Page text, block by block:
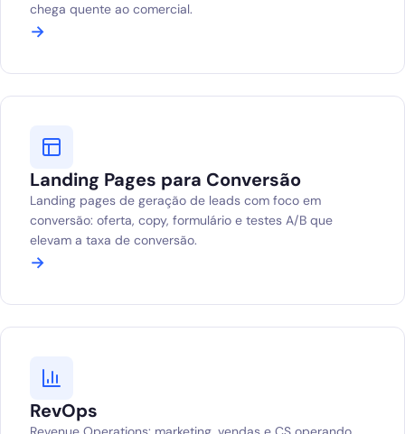
chega quente ao comercial.
→
Landing Pages para Conversão
Landing pages de geração de leads com foco em
conversão: oferta, copy, formulário e testes A/B que
elevam a taxa de conversão.
→
RevOps